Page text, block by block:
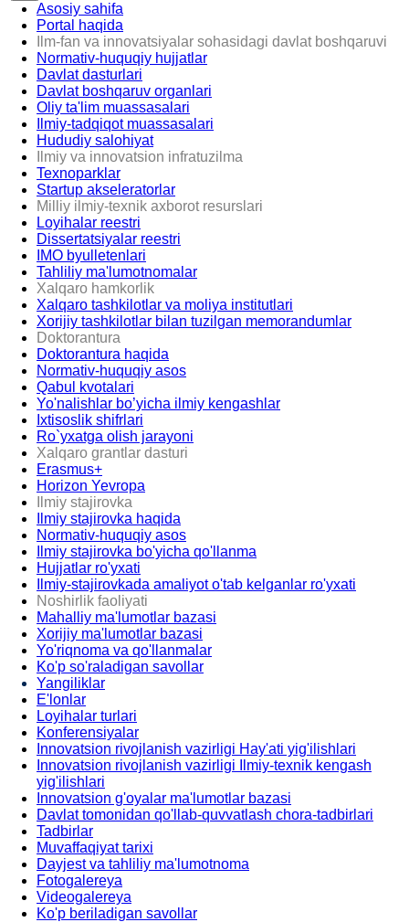
Asosiy sahifa
Portal haqida
Ilm-fan va innovatsiyalar sohasidagi davlat boshqaruvi
Normativ-huquqiy hujjatlar
Davlat dasturlari
Davlat boshqaruv organlari
Oliy ta'lim muassasalari
Ilmiy-tadqiqot muassasalari
Hududiy salohiyat
Ilmiy va innovatsion infratuzilma
Texnoparklar
Startup akseleratorlar
Milliy ilmiy-texnik axborot resurslari
Loyihalar reestri
Dissertatsiyalar reestri
IMO byulletenlari
Tahliliy ma'lumotnomalar
Xalqaro hamkorlik
Xalqaro tashkilotlar va moliya institutlari
Xorijiy tashkilotlar bilan tuzilgan memorandumlar
Doktorantura
Doktorantura haqida
Normativ-huquqiy asos
Qabul kvotalari
Yo'nalishlar bo’yicha ilmiy kengashlar
Ixtisoslik shifrlari
Ro`yxatga olish jarayoni
Xalqaro grantlar dasturi
Erasmus+
Horizon Yevropa
Ilmiy stajirovka
Ilmiy stajirovka haqida
Normativ-huquqiy asos
Ilmiy stajirovka bo'yicha qo'llanma
Hujjatlar ro'yxati
Ilmiy-stajirovkada amaliyot o'tab kelganlar ro'yxati
Noshirlik faoliyati
Mahalliy ma'lumotlar bazasi
Xorijiy ma'lumotlar bazasi
Yo'riqnoma va qo'llanmalar
Ko'p so'raladigan savollar
Yangiliklar
E'lonlar
Loyihalar turlari
Konferensiyalar
Innovatsion rivojlanish vazirligi Hay'ati yig'ilishlari
Innovatsion rivojlanish vazirligi Ilmiy-texnik kengash
yig'ilishlari
Innovatsion g'oyalar ma'lumotlar bazasi
Davlat tomonidan qo'llab-quvvatlash chora-tadbirlari
Tadbirlar
Muvaffaqiyat tarixi
Dayjest va tahliliy ma'lumotnoma
Fotogalereya
Videogalereya
Ko'p beriladigan savollar